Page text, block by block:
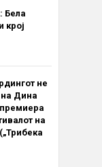
Бела
крој
не
на Дина
на